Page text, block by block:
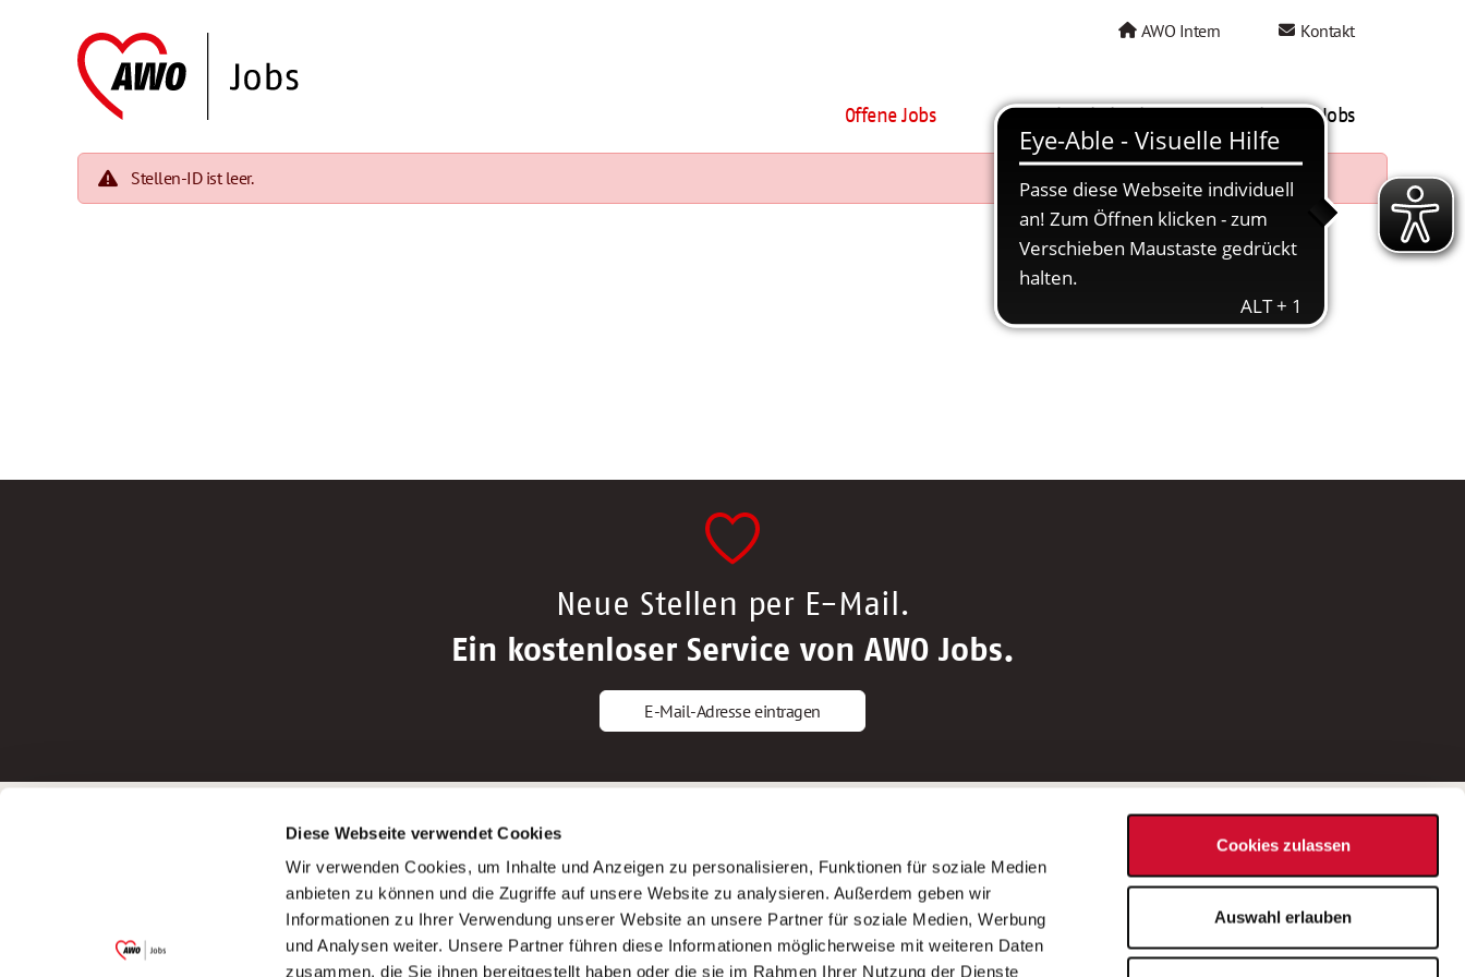
Diese Webseite verwendet Cookies
Wir verwenden Cookies, um Inhalte und Anzeigen zu personalisieren, Funktionen für soziale Medien
anbieten zu können und die Zugriffe auf unsere Website zu analysieren. Außerdem geben wir
Informationen zu Ihrer Verwendung unserer Website an unsere Partner für soziale Medien, Werbung
und Analysen weiter. Unsere Partner führen diese Informationen möglicherweise mit weiteren Daten
zusammen, die Sie ihnen bereitgestellt haben oder die sie im Rahmen Ihrer Nutzung der Dienste
Cookies zulassen
Auswahl erlauben
AWO Intern Kontakt
Offene Jobs AWO als Arbeitgeber Mein AWO Jobs
Stellen-ID ist leer.
Neue Stellen per E-Mail.
Ein kostenloser Service von AWO Jobs.
E-Mail-Adresse eintragen
Garitz Bewirtschaftungsbetriebe GmbH
(Ein Tochterunternehmen des AWO
Bezirksverbandes Unterfranken e.V.)
Bewerbungstipps
Bewerbung als Altenpfleger*in
Bewerbung als Krankenpfleger*in
Bewerbung als Altenpflegehelfer*in
Bewerbung als Erzieher*in
AWO Gliederungen nach Bundesland
Stellenangebote nach Bundesländern
Sitemap
Impressum
Datenschutz
Bei Fragen zu einer Stellenausschreibung
wenden Sie sich bitte an die*den in der
Stellenausschreibung genannte*n